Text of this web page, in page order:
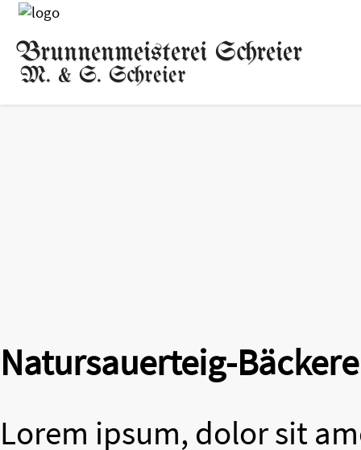
Brunnenmeisterei Schreier
M. & S. Schreier
Natursauerteig-
Lorem ipsum, dolor sit